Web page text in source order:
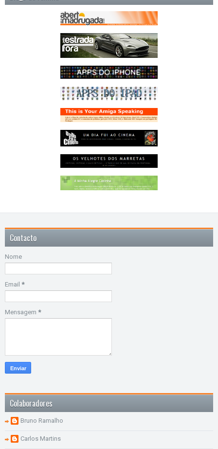
Contacto
Nome
Email *
Mensagem *
Colaboradores
Bruno Ramalho
Carlos Martins